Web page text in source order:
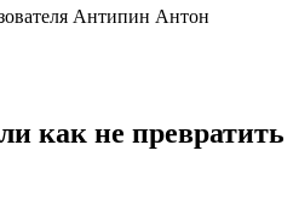
как не превратить